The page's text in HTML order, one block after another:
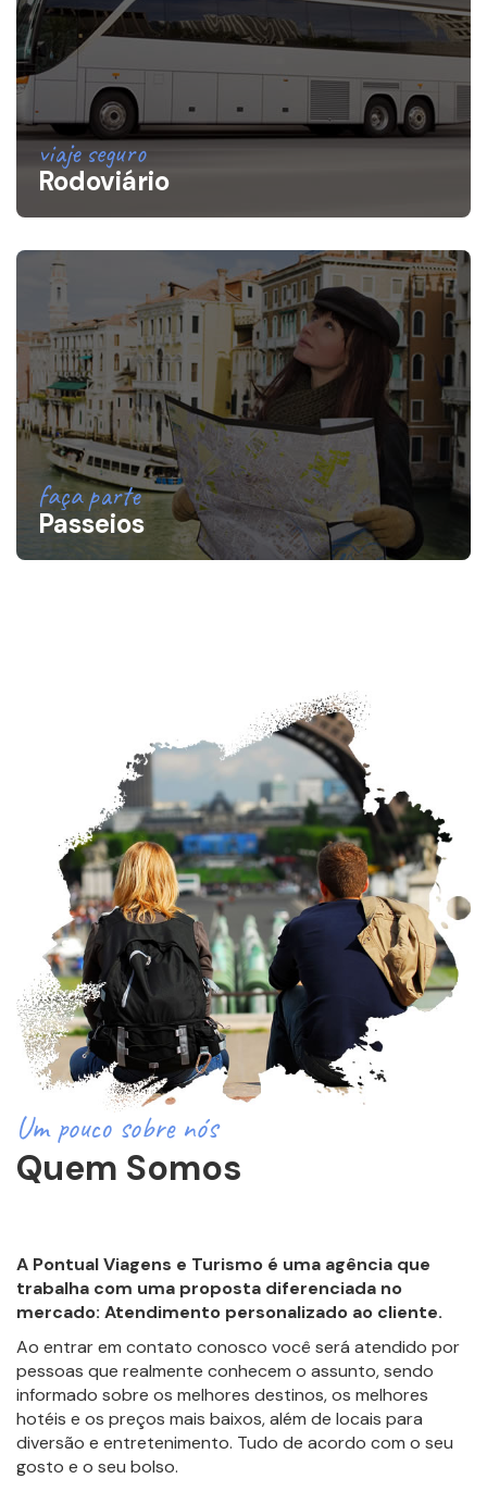
viaje seguro
Rodoviário
faça parte
Passeios
Um pouco sobre nós
Quem Somos
A Pontual Viagens e Turismo é uma agência que
trabalha com uma proposta diferenciada no
mercado: Atendimento personalizado ao cliente.
Ao entrar em contato conosco você será atendido por
pessoas que realmente conhecem o assunto, sendo
informado sobre os melhores destinos, os melhores
hotéis e os preços mais baixos, além de locais para
diversão e entretenimento. Tudo de acordo com o seu
gosto e o seu bolso.